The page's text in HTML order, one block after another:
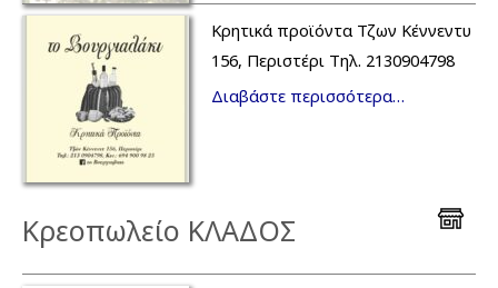
Κρητικά προϊόντα Τζων Κέννεντυ
156, Περιστέρι Τηλ. 2130904798
Διαβάστε περισσότερα…
Κρεοπωλείο ΚΛΑΔΟΣ